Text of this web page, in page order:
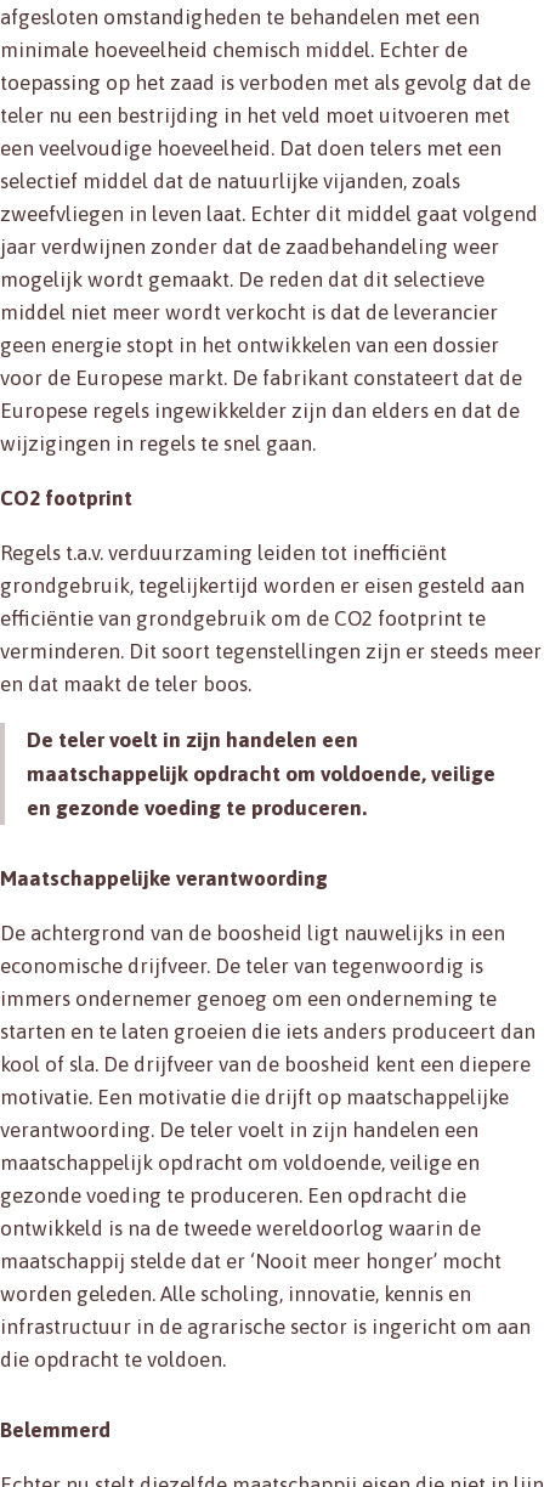
afgesloten omstandigheden te behandelen met een
minimale hoeveelheid chemisch middel. Echter de
toepassing op het zaad is verboden met als gevolg dat de
teler nu een bestrijding in het veld moet uitvoeren met
een veelvoudige hoeveelheid. Dat doen telers met een
selectief middel dat de natuurlijke vijanden, zoals
zweefvliegen in leven laat. Echter dit middel gaat volgend
jaar verdwijnen zonder dat de zaadbehandeling weer
mogelijk wordt gemaakt. De reden dat dit selectieve
middel niet meer wordt verkocht is dat de leverancier
geen energie stopt in het ontwikkelen van een dossier
voor de Europese markt. De fabrikant constateert dat de
Europese regels ingewikkelder zijn dan elders en dat de
wijzigingen in regels te snel gaan.
CO2 footprint
Regels t.a.v. verduurzaming leiden tot inefficiënt
grondgebruik, tegelijkertijd worden er eisen gesteld aan
efficiëntie van grondgebruik om de CO2 footprint te
verminderen. Dit soort tegenstellingen zijn er steeds meer
en dat maakt de teler boos.
De teler voelt in zijn handelen een
maatschappelijk opdracht om voldoende, veilige
en gezonde voeding te produceren.
Maatschappelijke verantwoording
De achtergrond van de boosheid ligt nauwelijks in een
economische drijfveer. De teler van tegenwoordig is
immers ondernemer genoeg om een onderneming te
starten en te laten groeien die iets anders produceert dan
kool of sla. De drijfveer van de boosheid kent een diepere
motivatie. Een motivatie die drijft op maatschappelijke
verantwoording. De teler voelt in zijn handelen een
maatschappelijk opdracht om voldoende, veilige en
gezonde voeding te produceren. Een opdracht die
ontwikkeld is na de tweede wereldoorlog waarin de
maatschappij stelde dat er ‘Nooit meer honger’ mocht
worden geleden. Alle scholing, innovatie, kennis en
infrastructuur in de agrarische sector is ingericht om aan
die opdracht te voldoen.
Belemmerd